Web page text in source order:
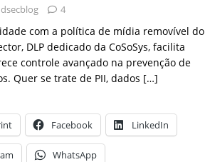
4
com a política de mídia removível do
DLP dedicado da CoSoSys, facilita
controle avançado na prevenção de
Quer se trate de PII, dados […]
Facebook LinkedIn
WhatsApp